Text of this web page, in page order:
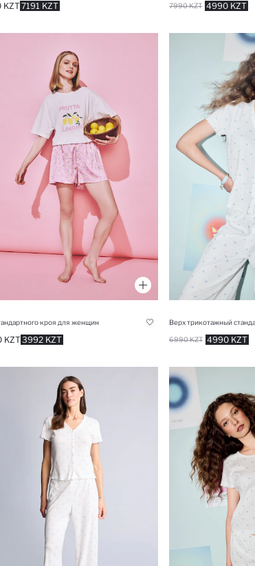
7191 KZT
KZT 4990 KZT
7990 KZT
кроя для женщин
3992 KZT
KZT 4990 KZT
6990 KZT